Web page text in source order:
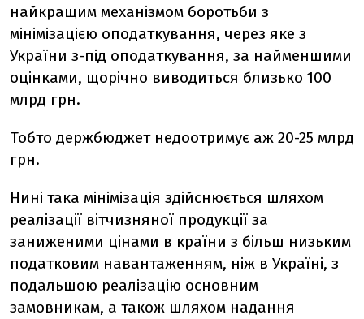
найкращим механізмом боротьби з
мінімізацією оподаткування, через яке з
України з-під оподаткування, за найменшими
оцінками, щорічно виводиться близько 100
млрд грн.
Тобто держбюджет недоотримує аж 20-25 млрд
грн.
Нині така мінімізація здійснюється шляхом
реалізації вітчизняної продукції за
заниженими цінами в країни з більш низьким
податковим навантаженням, ніж в Україні, з
подальшою реалізацію основним
замовникам, а також шляхом надання